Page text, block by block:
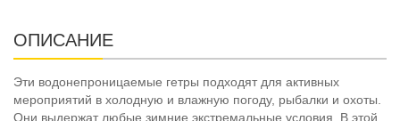
ОПИСАНИЕ
Эти водонепроницаемые гетры подходят для активных
мероприятий в холодную и влажную погоду, рыбалки и охоты.
Они выдержат любые зимние экстремальные условия. В этой